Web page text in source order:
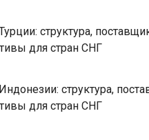
структура,
для стран СНГ
структура,
для стран СНГ